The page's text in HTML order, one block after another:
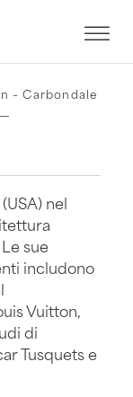
– Carbondale
nel
sue
includono
Vuitton,
di
Tusquets e